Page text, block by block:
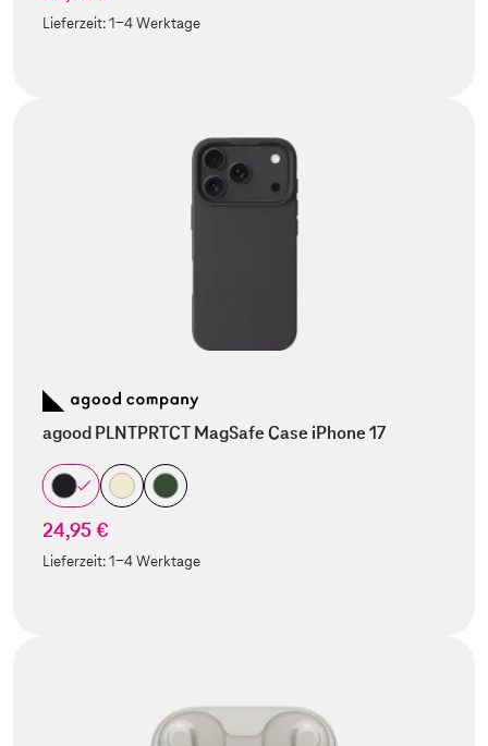
Lieferzeit:1-4 Werktage
agood PLNTPRTCT MagSafe Case iPhone 17
24,95 €
Lieferzeit:1-4 Werktage